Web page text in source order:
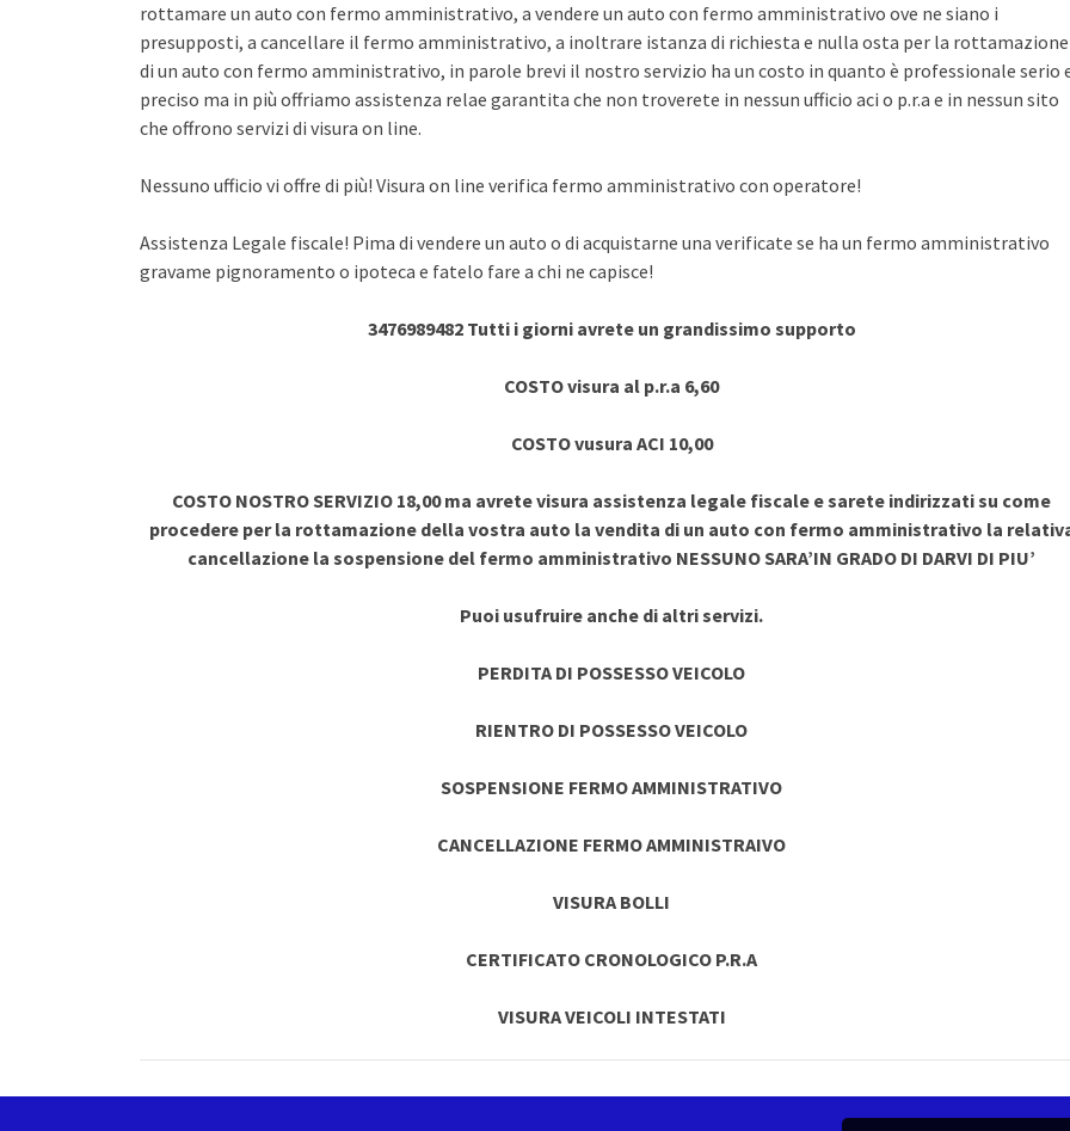
rottamare un auto con fermo amministrativo, a vendere un auto con fermo amministrativo ove ne siano i
presupposti, a cancellare il fermo amministrativo, a inoltrare istanza di richiesta e nulla osta per la rottamazione
di un auto con fermo amministrativo, in parole brevi il nostro servizio ha un costo in quanto è professionale serio
preciso ma in più offriamo assistenza relae garantita che non troverete in nessun ufficio aci o p.r.a e in nessun sito
che offrono servizi di visura on line.
Nessuno ufficio vi offre di più! Visura on line verifica fermo amministrativo con operatore!
Assistenza Legale fiscale! Pima di vendere un auto o di acquistarne una verificate se ha un fermo amministrativo
gravame pignoramento o ipoteca e fatelo fare a chi ne capisce!
3476989482 Tutti i giorni avrete un grandissimo supporto
COSTO visura al p.r.a 6,60
COSTO vusura ACI 10,00
COSTO NOSTRO SERVIZIO 18,00 ma avrete visura assistenza legale fiscale e sarete indirizzati su come
procedere per la rottamazione della vostra auto la vendita di un auto con fermo amministrativo la
cancellazione la sospensione del fermo amministrativo NESSUNO SARA’IN GRADO DI DARVI DI PIU’
Puoi usufruire anche di altri servizi.
PERDITA DI POSSESSO VEICOLO
RIENTRO DI POSSESSO VEICOLO
SOSPENSIONE FERMO AMMINISTRATIVO
CANCELLAZIONE FERMO AMMINISTRAIVO
VISURA BOLLI
CERTIFICATO CRONOLOGICO P.R.A
VISURA VEICOLI INTESTATI